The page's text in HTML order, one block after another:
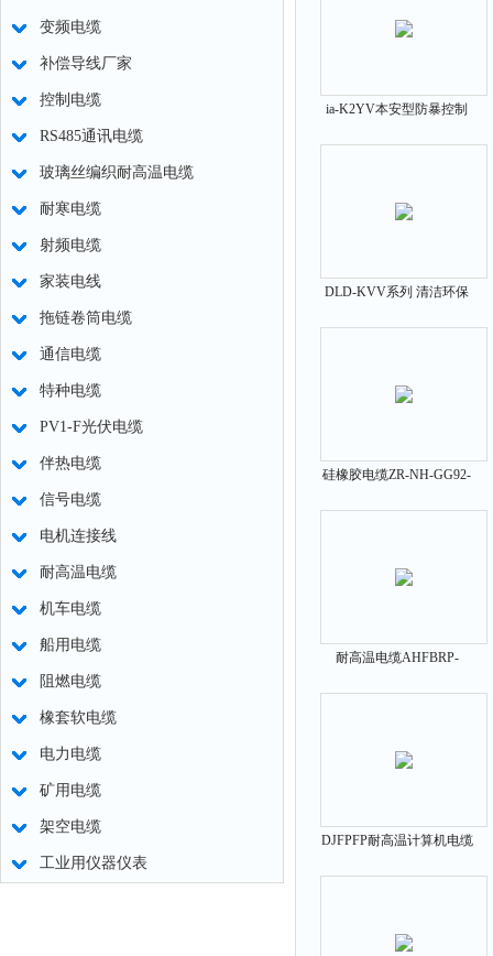
变频电缆
补偿导线厂家
控制电缆
RS485通讯电缆
玻璃丝编织耐高温电缆
耐寒电缆
射频电缆
家装电线
拖链卷筒电缆
通信电缆
特种电缆
PV1-F光伏电缆
伴热电缆
信号电缆
电机连接线
耐高温电缆
机车电缆
船用电缆
阻燃电缆
橡套软电缆
电力电缆
矿用电缆
架空电缆
工业用仪器仪表
ia-K2YV本安型防暴控制
DLD-KVV系列 清洁环保
硅橡胶电缆ZR-NH-GG92-
耐高温电缆AHFBRP-
DJFPFP耐高温计算机电缆